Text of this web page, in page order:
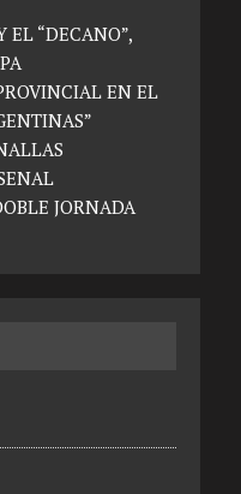
EL “DECANO”,
EN EL
JORNADA